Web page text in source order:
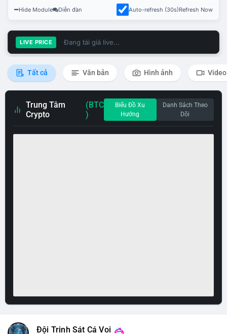
Hide Module Diễn đàn Auto-refresh (30s)Refresh Now
LIVE PRICE Đang tải giá live...
Tất cả Văn bản Hình ảnh Video
Trung Tâm
Crypto
(BTC
)
Biểu Đồ Xu
Hướng
Danh Sách Theo
Dõi
Đội Trinh Sát Cá Voi